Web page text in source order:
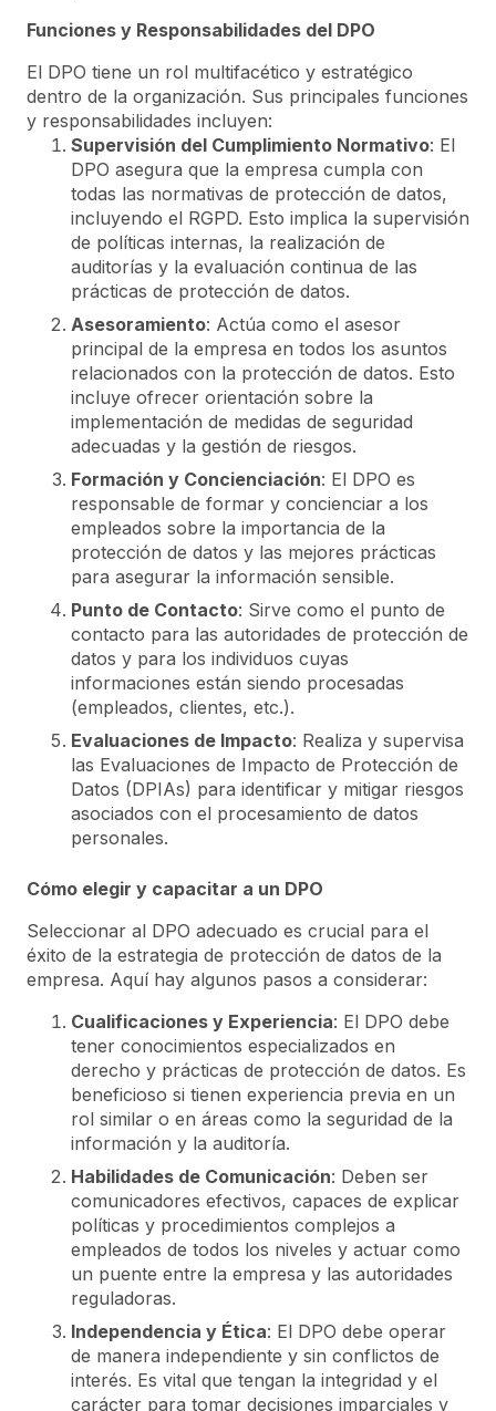
Funciones y Responsabilidades del DPO
El DPO tiene un rol multifacético y estratégico
dentro de la organización. Sus principales funciones
y responsabilidades incluyen:
Supervisión del Cumplimiento Normativo: El
DPO asegura que la empresa cumpla con
todas las normativas de protección de datos,
incluyendo el RGPD. Esto implica la supervisión
de políticas internas, la realización de
auditorías y la evaluación continua de las
prácticas de protección de datos.
Asesoramiento: Actúa como el asesor
principal de la empresa en todos los asuntos
relacionados con la protección de datos. Esto
incluye ofrecer orientación sobre la
implementación de medidas de seguridad
adecuadas y la gestión de riesgos.
Formación y Concienciación: El DPO es
responsable de formar y concienciar a los
empleados sobre la importancia de la
protección de datos y las mejores prácticas
para asegurar la información sensible.
Punto de Contacto: Sirve como el punto de
contacto para las autoridades de protección de
datos y para los individuos cuyas
informaciones están siendo procesadas
(empleados, clientes, etc.).
Evaluaciones de Impacto: Realiza y supervisa
las Evaluaciones de Impacto de Protección de
Datos (DPIAs) para identificar y mitigar riesgos
asociados con el procesamiento de datos
personales.
Cómo elegir y capacitar a un DPO
Seleccionar al DPO adecuado es crucial para el
éxito de la estrategia de protección de datos de la
empresa. Aquí hay algunos pasos a considerar:
Cualificaciones y Experiencia: El DPO debe
tener conocimientos especializados en
derecho y prácticas de protección de datos. Es
beneficioso si tienen experiencia previa en un
rol similar o en áreas como la seguridad de la
información y la auditoría.
Habilidades de Comunicación: Deben ser
comunicadores efectivos, capaces de explicar
políticas y procedimientos complejos a
empleados de todos los niveles y actuar como
un puente entre la empresa y las autoridades
reguladoras.
Independencia y Ética: El DPO debe operar
de manera independiente y sin conflictos de
interés. Es vital que tengan la integridad y el
carácter para tomar decisiones imparciales y